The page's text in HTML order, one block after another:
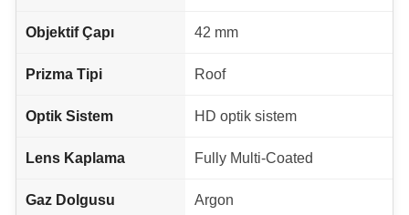
Objektif Çapı 42 mm
Prizma Tipi Roof
Optik Sistem HD optik sistem
Lens Kaplama Fully Multi-Coated
Gaz Dolgusu Argon